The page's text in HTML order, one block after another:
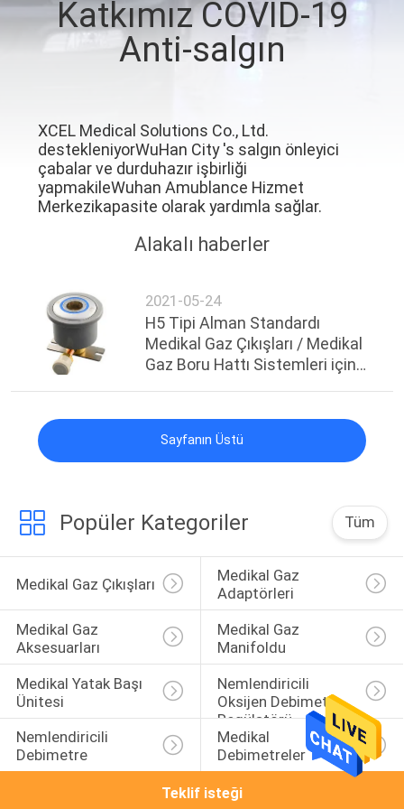
KONTROL
GEÇIN
BIR
TEKLIF
SITE
HARITASI
PRIVACY
POLICY
Katkımız COVID-19
Anti-salgın
XCEL Medical Solutions Co., Ltd.
destekleniyorWuHan City 's salgın önleyici
çabalarve durduhazırişbirliği
yapmakileWuhan Amublance Hizmet
Merkezikapasite olarak yardımla sağlar.
Alakalı haberler
2021-05-24
H5 Tipi Alman Standardı
Medikal Gaz Çıkışları / Medikal
Gaz Boru Hattı Sistemleri için
Sayfanın Üstü
Popüler Kategoriler Tüm
Medikal Gaz Çıkışları
Medikal Gaz
Adaptörleri
Medikal Gaz
Aksesuarları
Medikal Gaz
Manifoldu
Medikal Yatak Başı
Ünitesi
Nemlendiricili
Oksijen Debimetre
Regülatörü
Nemlendiricili
Debimetre
Medikal
Debimetreler
Teklif isteği